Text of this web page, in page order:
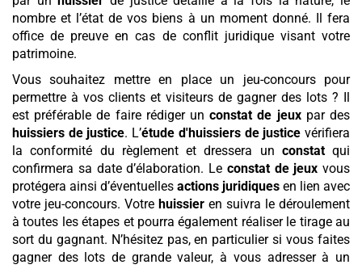
nombre et l’état de vos biens à un moment donné. Il fera
office de preuve en cas de conflit juridique visant votre
patrimoine.
Vous souhaitez mettre en place un jeu-concours pour
permettre à vos clients et visiteurs de gagner des lots ? Il
est préférable de faire rédiger unconstat de jeuxpar des
huissiers de justice. L’étude d'huissiers de justice vérifiera
la conformité du règlement et dressera un constatqui
confirmera sa date d’élaboration. Le constat de jeux vous
protégera ainsi d’éventuelles actions juridiques en lien avec
votre jeu-concours. Votre huissier en suivra le déroulement
à toutes les étapes et pourra également réaliser le tirage au
sort du gagnant. N’hésitez pas, en particulier si vous faites
gagner des lots de grande valeur, à vous adresser à un